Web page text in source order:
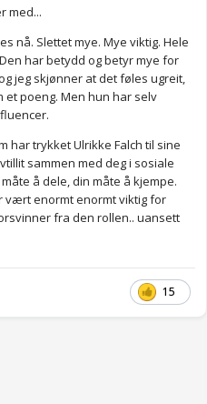
med...
nå. Slettet mye. Mye viktig. Hele
har betydd og betyr mye for
jeg skjønner at det føles ugreit,
poeng. Men hun har selv
har trykket Ulrikke Falch til sine
sammen med deg i sosiale
å dele, din måte å kjempe.
vært enormt enormt viktig for
fra den rollen.. uansett
15